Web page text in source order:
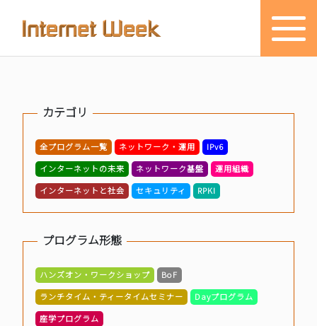
プログラム
お知らせ
メディア掲載
カテゴリ
全プログラム一覧 ネットワーク・運用
IPv6
インターネットの未来
ネットワーク基盤
運用組織
インターネットと社会
セキュリティ RPKI
プログラム形態
ハンズオン・ワークショップ
BoF
ランチタイム・ティータイムセミナー
Dayプログラム
座学プログラム